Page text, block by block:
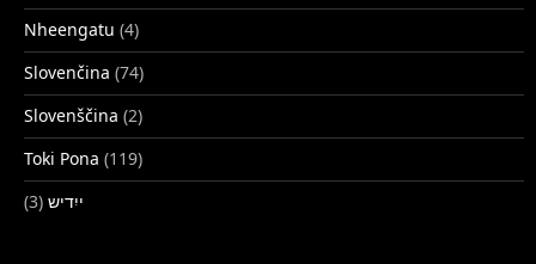
Nheengatu (4)
Slovenčina (74)
Slovenščina (2)
Toki Pona (119)
ייִדיש (3)